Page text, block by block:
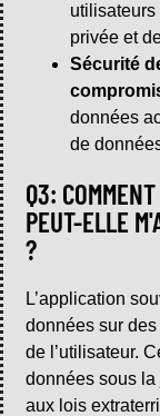
privée et
Sécurité
données
de
Q3:
PEUT-ELLE
?
L’application
données sur
de l’utilisateur.
données sous
aux lois